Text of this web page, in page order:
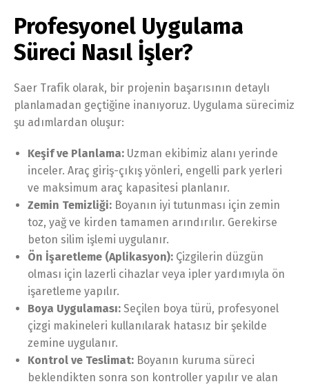
Profesyonel Uygulama
Süreci Nasıl İşler?
Saer Trafik olarak, bir projenin başarısının detaylı
planlamadan geçtiğine inanıyoruz. Uygulama sürecimiz
şu adımlardan oluşur:
Keşif ve Planlama: Uzman ekibimiz alanı yerinde
inceler. Araç giriş-çıkış yönleri, engelli park yerleri
ve maksimum araç kapasitesi planlanır.
Zemin Temizliği: Boyanın iyi tutunması için zemin
toz, yağ ve kirden tamamen arındırılır. Gerekirse
beton silim işlemi uygulanır.
Ön İşaretleme (Aplikasyon): Çizgilerin düzgün
olması için lazerli cihazlar veya ipler yardımıyla ön
işaretleme yapılır.
Boya Uygulaması: Seçilen boya türü, profesyonel
çizgi makineleri kullanılarak hatasız bir şekilde
zemine uygulanır.
Kontrol ve Teslimat: Boyanın kuruma süreci
beklendikten sonra son kontroller yapılır ve alan